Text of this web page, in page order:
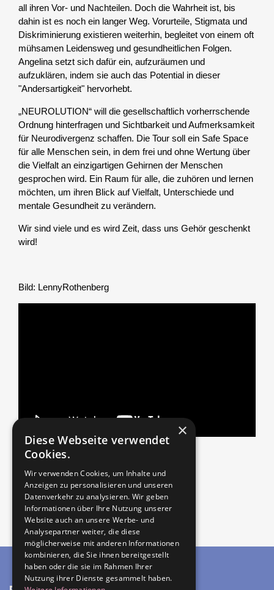
all ihren Vor- und Nachteilen. Doch die Wahrheit ist, bis
dahin ist es noch ein langer Weg. Vorurteile, Stigmata und
Diskriminierung existieren weiterhin, begleitet von einem oft
mühsamen Leidensweg und gesundheitlichen Folgen.
Angelina setzt sich dafür ein, aufzuräumen und
aufzuklären, indem sie auch das Potential in dieser
"Andersartigkeit" hervorhebt.
„NEUROLUTION“ will die gesellschaftlich vorherrschende
Ordnung hinterfragen und Sichtbarkeit und Aufmerksamkeit
für Neurodivergenz schaffen. Die Tour soll ein Safe Space
für alle Menschen sein, in dem frei und ohne Wertung über
die Vielfalt an einzigartigen Gehirnen der Menschen
gesprochen wird. Ein Raum für alle, die zuhören und lernen
möchten, um ihren Blick auf Vielfalt, Unterschiede und
mentale Gesundheit zu verändern.
Wir sind viele und es wird Zeit, dass uns Gehör geschenkt
wird!
Bild: LennyRothenberg
Centralkomitee
×
Diese Webseite verwendet
Cookies.
Wir verwenden Cookies, um Inhalte und
Anzeigen zu personalisieren und unseren
Datenverkehr zu analysieren. Wir geben
Informationen über Ihre Nutzung unserer
Website auch an unsere Werbe- und
Analysepartner weiter, die diese
möglicherweise mit anderen Informationen
kombinieren, die Sie ihnen bereitgestellt
haben oder die sie im Rahmen Ihrer
Nutzung ihrer Dienste gesammelt haben.